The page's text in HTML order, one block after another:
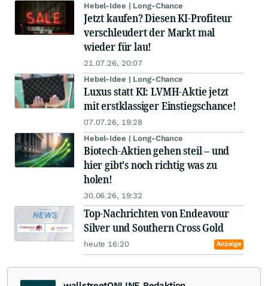
Hebel-Idee | Long-Chance
Jetzt kaufen? Diesen KI-Profiteur
verschleudert der Markt mal
wieder für lau!
21.07.26, 20:07
Hebel-Idee | Long-Chance
Luxus statt KI: LVMH-Aktie jetzt
mit erstklassiger Einstiegschance!
07.07.26, 19:28
Hebel-Idee | Long-Chance
Biotech-Aktien gehen steil – und
hier gibt's noch richtig was zu
holen!
30.06.26, 19:32
Top-Nachrichten von Endeavour
Silver und Southern Cross Gold
heute 16:20 Anzeige